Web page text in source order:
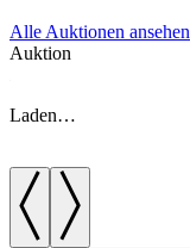
Alle Auktionen ansehen
Auktion
Laden…